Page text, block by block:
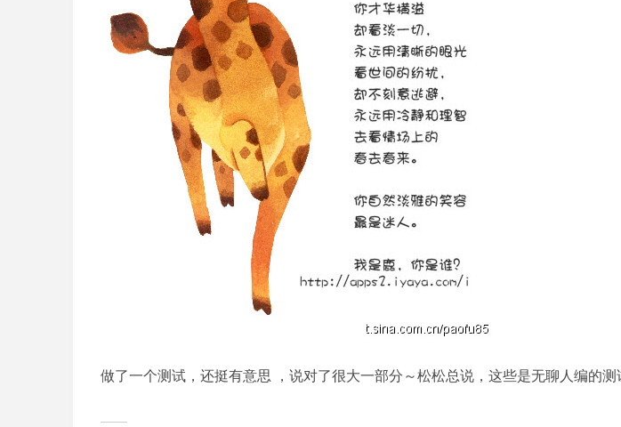
做了一个测试，还挺有意思 ，说对了很大一部分～松松总说，这些是无聊人编的测